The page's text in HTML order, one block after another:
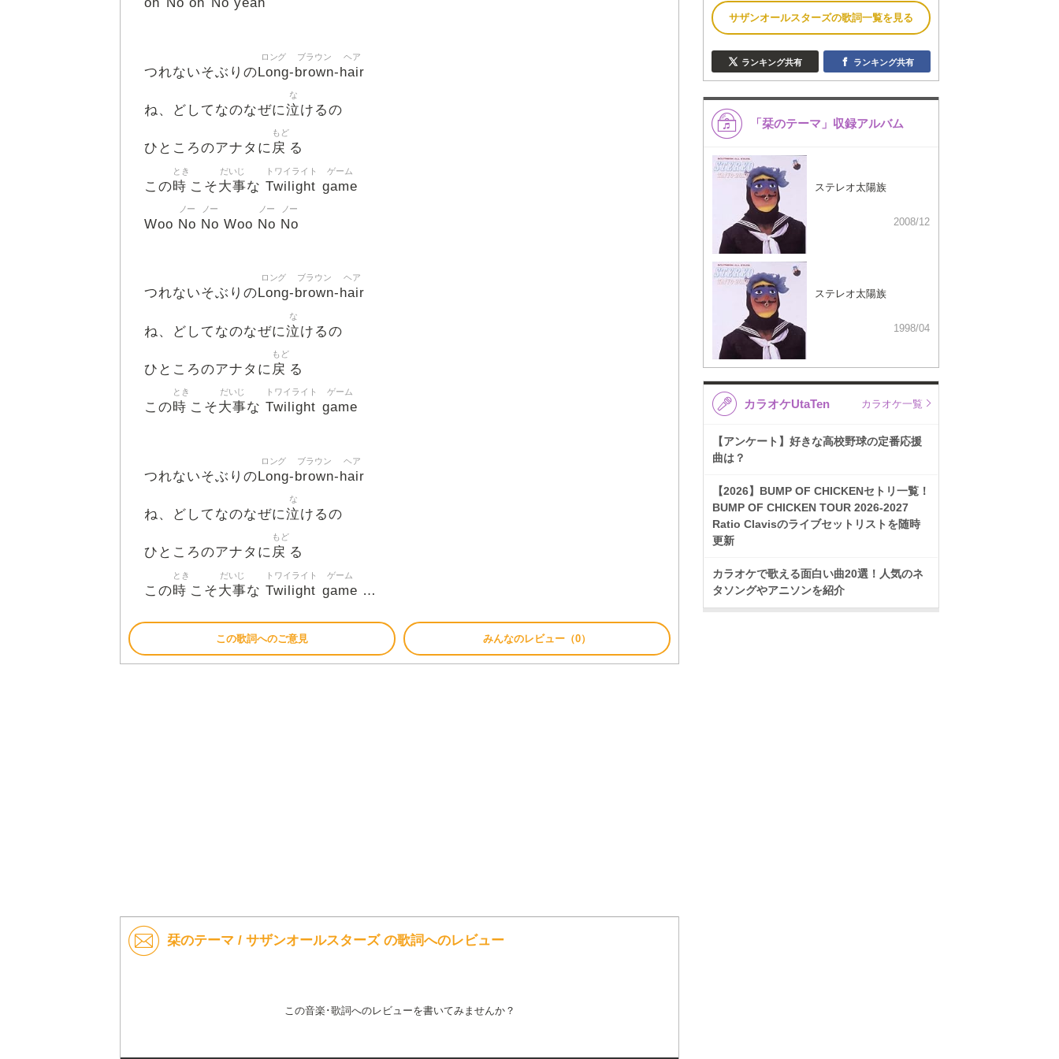
つれないそぶりのLong
ロング
-brown
ブラウン
-hair
ヘア
ね、どしてなのなぜに泣
な
けるの
ひところのアナタに戻
もど
る
この時
とき
こそ大事
だいじ
な Twilight
トワイライト
game
ゲーム
Woo No
ノー
No
ノー
Woo No
ノー
No
ノー
つれないそぶりの Long
ロング
- brown
ブラウン
- hair
ヘア
ね、どしてなのなぜに泣
な
けるの
ひところのアナタに戻
もど
る
この時
とき
こそ大事
だいじ
な Twilight
トワイライト
game
ゲーム
つれないそぶりのLong
ロング
-brown
ブラウン
-hair
ヘア
ね、どしてなのなぜに泣
な
けるの
ひところのアナタに戻
もど
る
この時
とき
こそ大事
だいじ
な Twilight
トワイライト
game
ゲーム
…
この歌詞へのご意見 みんなのレビュー（0）
栞のテーマ / サザンオールスターズ の歌詞へのレビュー
この音楽･歌詞へのレビューを書いてみませんか？
サザンオールスターズの歌詞一覧を見る
ランキング共有 ランキング共有
「栞のテーマ」収録アルバム
ステレオ太陽族
2008/12
ステレオ太陽族
1998/04
カラオケUtaTen カラオケ一覧
【アンケート】好きな高校野球の定番応援
曲は？
【2026】BUMP OF CHICKENセトリ一覧！
BUMP OF CHICKEN TOUR 2026-2027
Ratio Clavisのライブセットリストを随時
更新
カラオケで歌える面白い曲20選！人気のネ
タソングやアニソンを紹介